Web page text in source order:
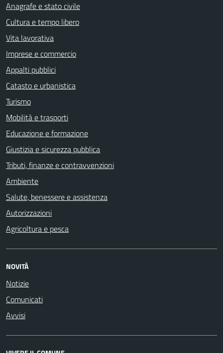
Anagrafe e stato civile
Cultura e tempo libero
Vita lavorativa
Imprese e commercio
Appalti pubblici
Catasto e urbanistica
Turismo
Mobilità e trasporti
Educazione e formazione
Giustizia e sicurezza pubblica
Tributi, finanze e contravvenzioni
Ambiente
Salute, benessere e assistenza
Autorizzazioni
Agricoltura e pesca
NOVITÀ
Notizie
Comunicati
Avvisi